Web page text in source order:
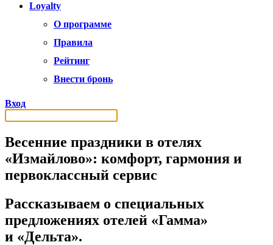
Loyalty
О программе
Правила
Рейтинг
Внести бронь
Вход
Весенние праздники в отелях
«Измайлово»: комфорт, гармония и
первоклассный сервис
Рассказываем о специальных
предложениях отелей «Гамма»
и «Дельта».